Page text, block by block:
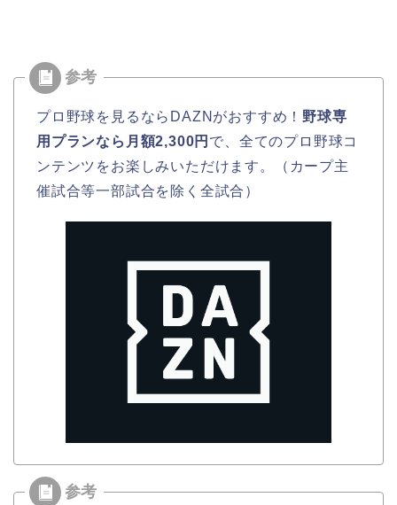
プロ野球を見るならDAZNがおすすめ！ 野球専
用プランなら月額2,300円 で、全てのプロ野球コ
ンテンツをお楽しみいただけます。（カープ主
催試合等一部試合を除く全試合）